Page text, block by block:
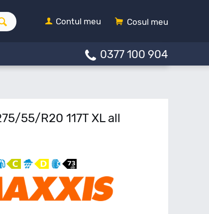
Cosul meu
Contul meu
0377 100 904
55/R20 117T XL all